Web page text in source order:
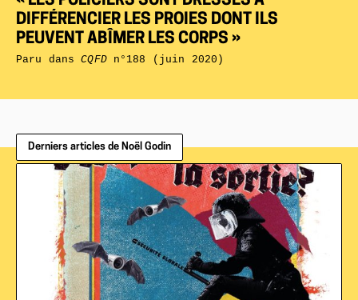
DIFFÉRENCIER LES PROIES DONT ILS
PEUVENT ABÎMER LES CORPS »
Paru dansCQFDn°188 (juin 2020)
Derniers articles de Noël Godin